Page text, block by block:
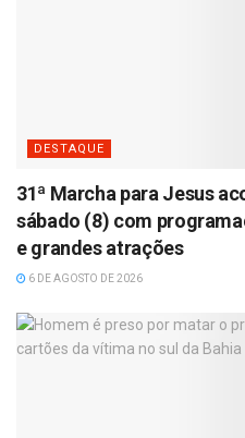
DESTAQUE
31ª Marcha para Jesus
sábado (8) com
e grandes atrações
6 DE AGOSTO DE 2026